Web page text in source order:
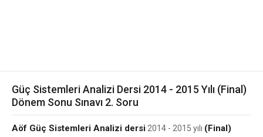
Güç Sistemleri Analizi Dersi 2014 - 2015 Yılı (Final)
Dönem Sonu Sınavı 2. Soru
Aöf Güç Sistemleri Analizi dersi 2014 - 2015 yılı (Final)